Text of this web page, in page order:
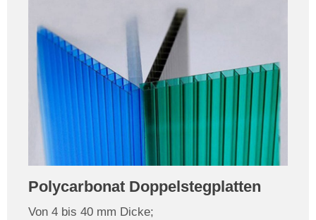
Polycarbonat Doppelstegplatten
Von 4 bis 40 mm Dicke;